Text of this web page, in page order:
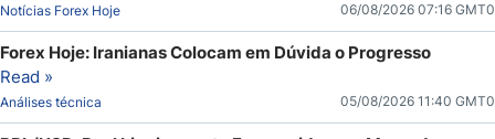
Forex Hoje: Iranianas Colocam em Dúvida o Progresso
Read »
Notícias Forex Hoje 06/08/2026 07:16 GMT0
Análises técnica 05/08/2026 11:40 GMT0